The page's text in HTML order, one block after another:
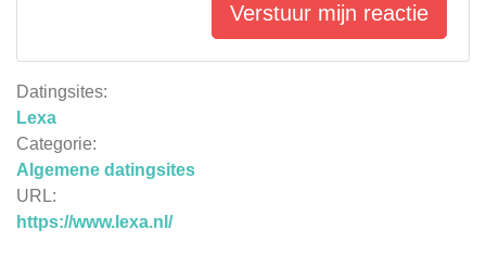
Datingsites:
Lexa
Categorie:
Algemene datingsites
URL:
https://www.lexa.nl/
Verstuur mijn reactie